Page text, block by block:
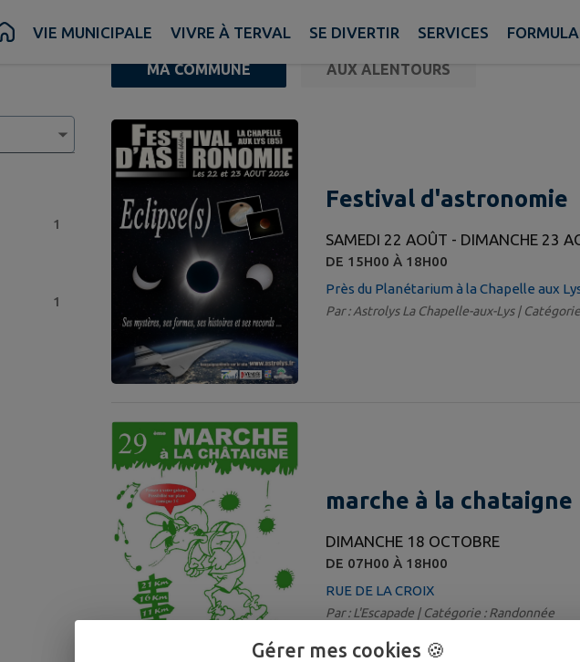
Pied de page
VIE MUNICIPALE VIVRE À TERVAL SE DIVERTIR SERVICES
1
1
MA COMMUNE AUX ALENTOURS
Festival d'astronomie
SAMEDI 22 AOÛT - DIMANCHE 23
DE 15H00 À 18H00
Près du Planétarium à la Chapelle aux
Par : Astrolys La Chapelle-aux-Lys |
marche à la chataigne
DIMANCHE 18 OCTOBRE
DE 07H00 À 18H00
RUE DE LA CROIX
Par : L'Escapade | Catégorie : Randonnée
Gérer mes cookies 🍪